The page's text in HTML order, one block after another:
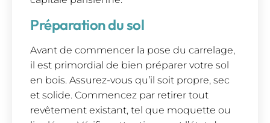
Préparation du sol
Avant de commencer la pose du carrelage,
il est primordial de bien préparer votre sol
en bois. Assurez-vous qu’il soit propre, sec
et solide. Commencez par retirer tout
revêtement existant, tel que moquette ou